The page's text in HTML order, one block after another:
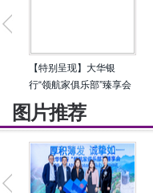
【特别呈现】大华银
行“领航家俱乐部”臻享会
圆满落幕 共论企业出海
新风向
图片推荐